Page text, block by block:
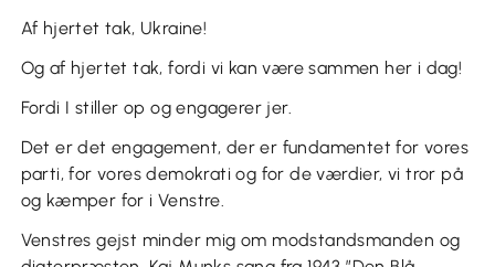
Af hjertet tak, Ukraine!
Og af hjertet tak, fordi vi kan være sammen her i dag!
Fordi I stiller op og engagerer jer.
Det er det engagement, der er fundamentet for vores
parti, for vores demokrati og for de værdier, vi tror på
og kæmper for i Venstre.
Venstres gejst minder mig om modstandsmanden og